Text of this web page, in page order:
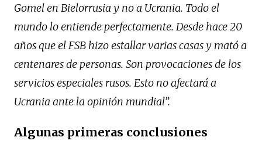
Gomel en Bielorrusia y no a Ucrania. Todo el
mundo lo entiende perfectamente. Desde hace 20
años que el FSB hizo estallar varias casas y mató a
centenares de personas. Son provocaciones de los
servicios especiales rusos. Esto no afectará a
Ucrania ante la opinión mundial”.
Algunas primeras conclusiones